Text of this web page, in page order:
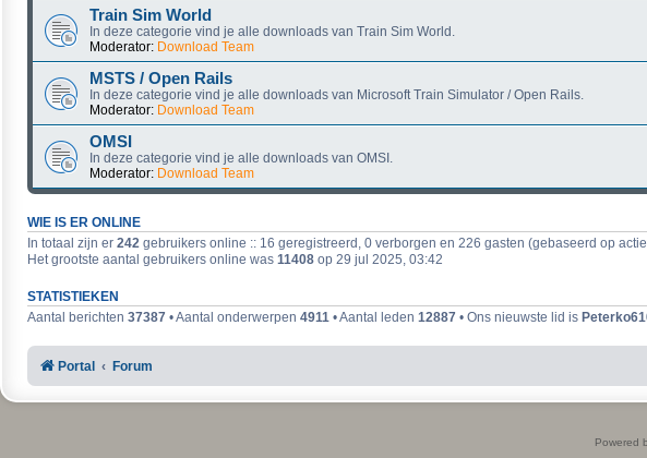
Train Sim World
In deze categorie vind je alle downloads van Train Sim World.
Moderator: Download Team
MSTS / Open Rails
In deze categorie vind je alle downloads van Microsoft Train Simulator / Open Rails.
Moderator: Download Team
OMSI
In deze categorie vind je alle downloads van OMSI.
Moderator: Download Team
WIE IS ER ONLINE
In totaal zijn er 242 gebruikers online :: 16 geregistreerd, 0 verborgen en 226 gasten (gebaseerd op
Het grootste aantal gebruikers online was 11408 op 29 jul 2025, 03:42
STATISTIEKEN
Aantal berichten 37387 • Aantal onderwerpen 4911 • Aantal leden 12887 • Ons nieuwste lid is
Portal Forum
Powered